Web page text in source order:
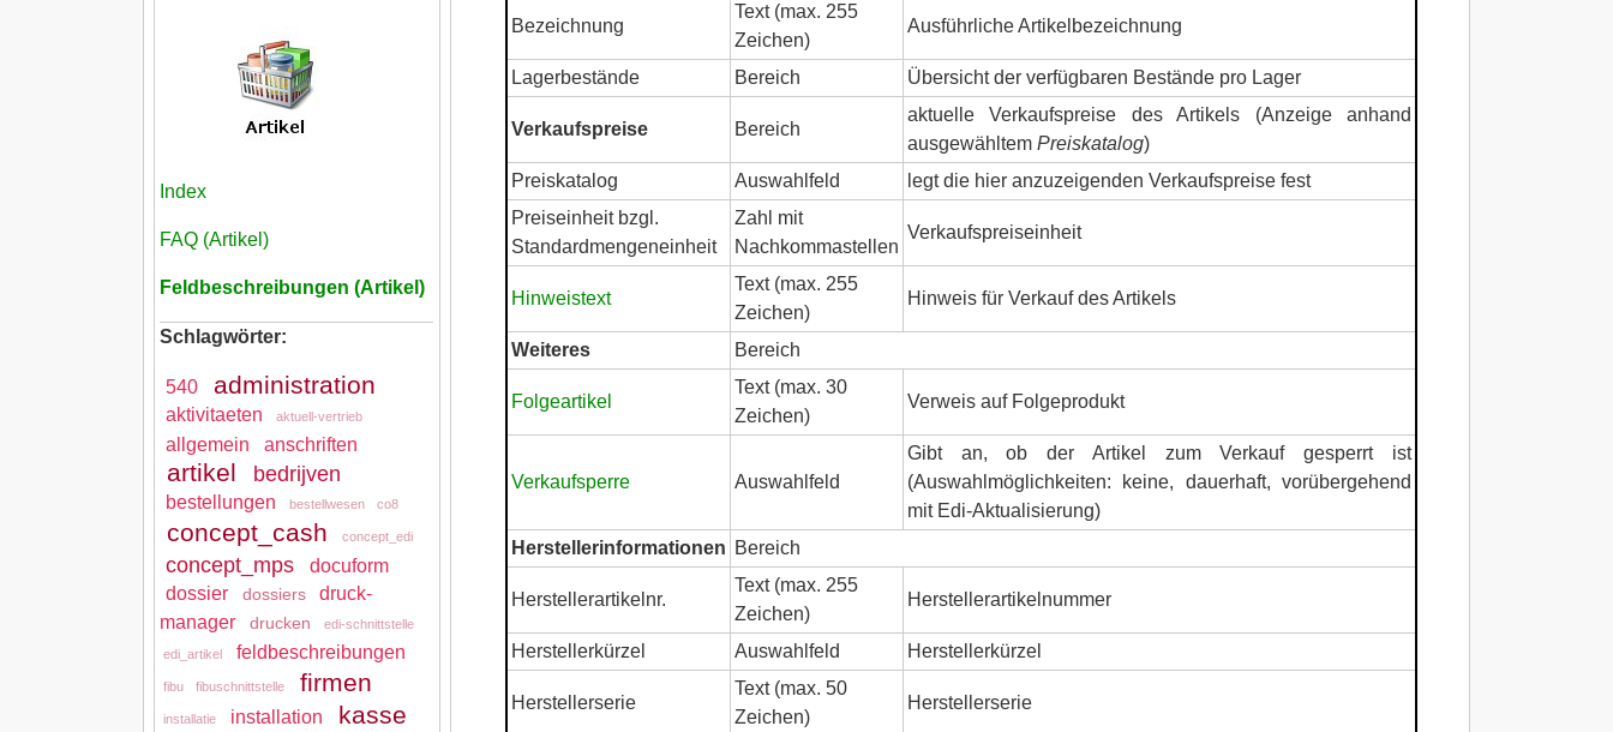
Index
FAQ (Artikel)
Feldbeschreibungen (Artikel)
Schlagwörter:
540 administration
aktivitaeten aktuell-vertrieb
allgemein anschriften
artikel bedrijven
bestellungen bestellwesen co8
concept_cash concept_edi
concept_mps
docuform
dossier
dossiers
druck-
manager
drucken edi-schnittstelle
edi_artikel feldbeschreibungen
fibu fibuschnittstelle firmen
installatie installation kasse
Bezeichnung
Text (max. 255
Zeichen)
Ausführliche Artikelbezeichnung
Lagerbestände Bereich Übersicht der verfügbaren Bestände pro Lager
Verkaufspreise Bereich
aktuelle Verkaufspreise des Artikels (Anzeige anhand
ausgewähltem Preiskatalog)
Preiskatalog
Auswahlfeld
legt die hier anzuzeigenden Verkaufspreise fest
Preiseinheit bzgl.
Standardmengeneinheit
Zahl mit
Nachkommastellen
Verkaufspreiseinheit
Hinweistext
Text (max. 255
Zeichen)
Hinweis für Verkauf des Artikels
Weiteres Bereich
Folgeartikel
Text (max. 30
Zeichen)
Verweis auf Folgeprodukt
Verkaufsperre Auswahlfeld
Gibt an, ob der Artikel zum Verkauf gesperrt ist
(Auswahlmöglichkeiten: keine, dauerhaft, vorübergehend
mit Edi-Aktualisierung)
Herstellerinformationen Bereich
Herstellerartikelnr.
Text (max. 255
Zeichen)
Herstellerartikelnummer
Herstellerkürzel Auswahlfeld Herstellerkürzel
Herstellerserie
Text (max. 50
Zeichen)
Herstellerserie